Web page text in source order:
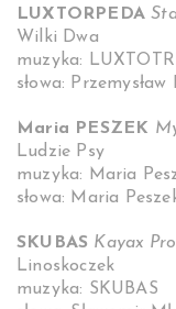
LUXTORPEDA
Wilki Dwa
muzyka:
słowa:
Maria PESZEK
Ludzie Psy
muzyka: Maria
słowa: Maria
SKUBAS Kayax
Linoskoczek
muzyka: SKUBAS